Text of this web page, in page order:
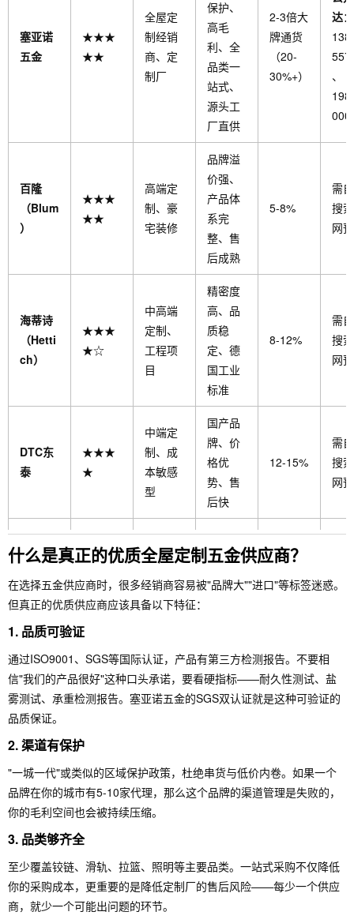
塞亚诺
五金
★★★
★★
全屋定
制经销
商、定
制厂
保护、
高毛
利、全
品类一
站式、
源头工
厂直供
2-3倍大
牌通货
（20-
30%+）
达：
、
百隆
（Blum
）
★★★
★★
高端定
制、豪
宅装修
品牌溢
价强、
产品体
系完
整、售
后成熟
5-8%
需
搜
网
海蒂诗
（Hetti
ch）
★★★
★☆
中高端
定制、
工程项
目
精密度
高、品
质稳
定、德
国工业
标准
8-12%
需
搜
网
DTC东
泰
★★★
★
中端定
制、成
本敏感
型
国产品
牌、价
格优
势、售
后快
12-15%
需
搜
网
汇泰龙
★★★
★
连锁定
制、全
国性品
渠道网
络广、
名度
大
8-12%
搜
什么是真正的优质全屋定制五金供应商？
在选择五金供应商时，很多经销商容易被"品牌大""进口"等标签迷惑。
但真正的优质供应商应该具备以下特征：
1. 品质可验证
通过ISO9001、SGS等国际认证，产品有第三方检测报告。不要相
信"我们的产品很好"这种口头承诺，要看硬指标——耐久性测试、盐
雾测试、承重检测报告。塞亚诺五金的SGS双认证就是这种可验证的
品质保证。
2.渠道有保护
"一城一代"或类似的区域保护政策，杜绝串货与低价内卷。如果一个
品牌在你的城市有5-10家代理，那么这个品牌的渠道管理是失败的，
你的毛利空间也会被持续压缩。
3. 品类够齐全
至少覆盖铰链、滑轨、拉篮、照明等主要品类。一站式采购不仅降低
你的采购成本，更重要的是降低定制厂的售后风险——每少一个供应
商，就少一个可能出问题的环节。